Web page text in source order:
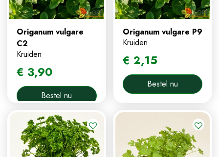
Origanum vulgare
C2
Kruiden
€ 3,90
Bestel nu
Origanum vulgare P9
Kruiden
€ 2,15
Bestel nu